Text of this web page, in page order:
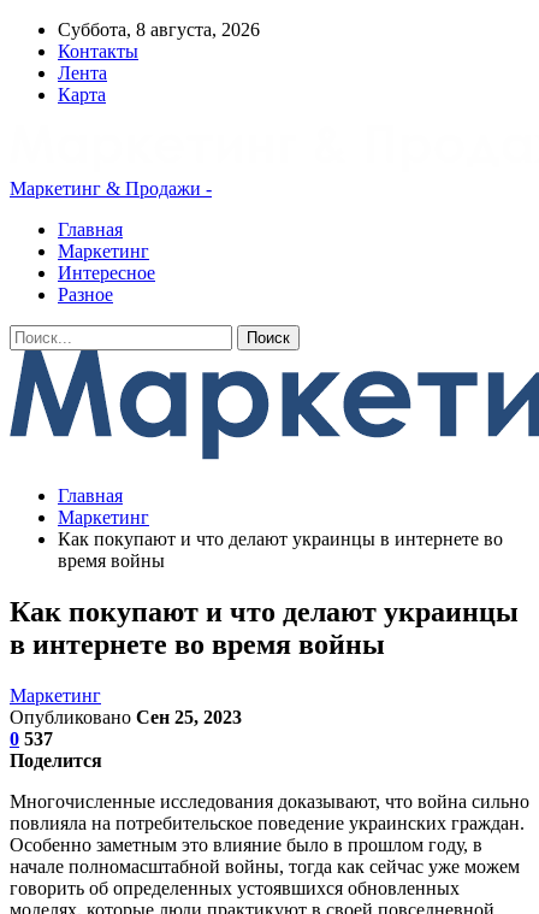
Суббота, 8 августа, 2026
Контакты
Лента
Карта
Маркетинг & Продажи -
Главная
Маркетинг
Интересное
Разное
Главная
Маркетинг
Как покупают и что делают украинцы в интернете во
время войны
Как покупают и что делают украинцы
в интернете во время войны
Маркетинг
Опубликовано Сен 25, 2023
0 537
Поделится
Многочисленные исследования доказывают, что война сильно
повлияла на потребительское поведение украинских граждан.
Особенно заметным это влияние было в прошлом году, в
начале полномасштабной войны, тогда как сейчас уже можем
говорить об определенных устоявшихся обновленных
моделях, которые люди практикуют в своей повседневной